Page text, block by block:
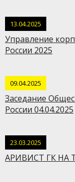
13.04.2025
Управление
России 2025
09.04.2025
Заседание
России 04.04.2025
23.03.2025
АРИВИСТ ГК НА